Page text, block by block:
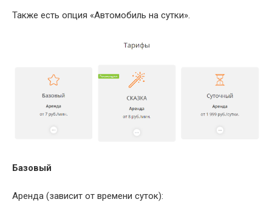
Также есть опция «Автомобиль на сутки».
Базовый
Аренда (зависит от времени суток):